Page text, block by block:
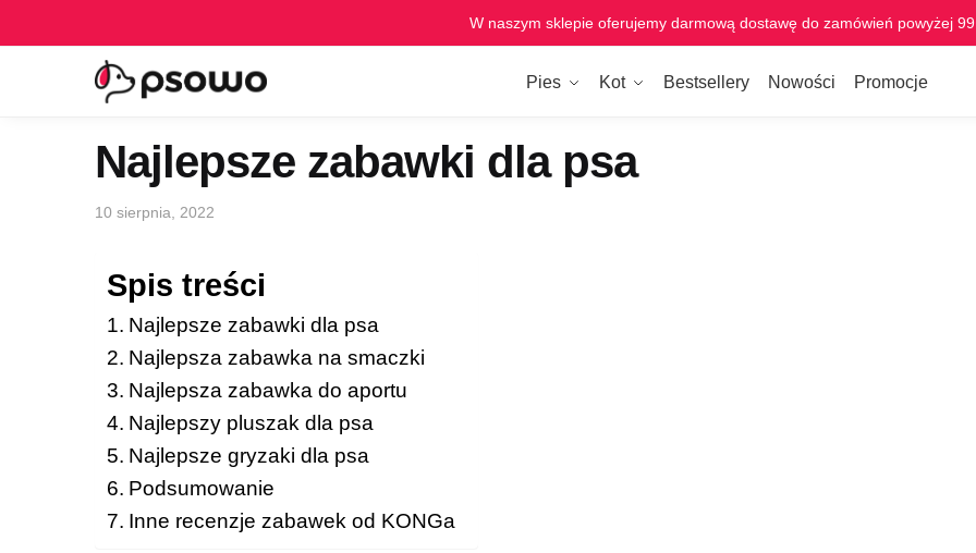
W naszym sklepie oferujemy darmową dostawę do zamówień powyżej 99
Pies Kot Bestsellery Nowości Promocje
Najlepsze zabawki dla psa
10 sierpnia, 2022
Spis treści
Najlepsze zabawki dla psa
Najlepsza zabawka na smaczki
Najlepsza zabawka do aportu
Najlepszy pluszak dla psa
Najlepsze gryzaki dla psa
Podsumowanie
Inne recenzje zabawek od KONGa